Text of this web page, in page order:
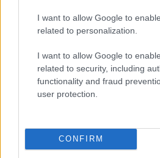
I want to allow Google to
related to personalization.
I want to allow Google to
related to security, including
functionality and fraud
user protection.
CONFIRM
Facebook
Életmód | 2015.02.27
HoloLens,
neked melyik
HoloLens vs
akarnak